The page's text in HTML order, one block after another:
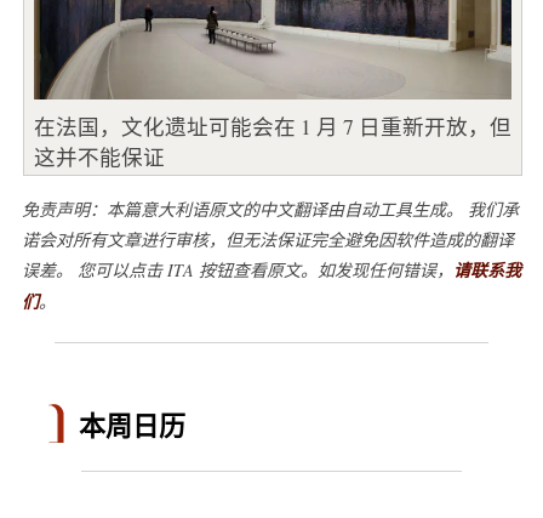
在法国，文化遗址可能会在 1 月 7 日重新开放，但
这并不能保证
免责声明：本篇意大利语原文的中文翻译由自动工具生成。 我们承
诺会对所有文章进行审核，但无法保证完全避免因软件造成的翻译
误差。 您可以点击 ITA 按钮查看原文。如发现任何错误， 请联系我
们。
本周日历